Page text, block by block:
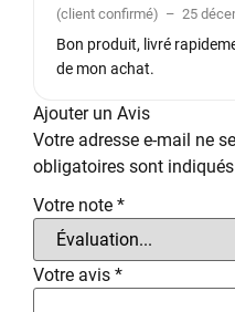
(client confirmé) – 25
Bon produit, livré
de mon achat.
Ajouter un Avis
Votre adresse e-mail ne
obligatoires sont
Votre note *
Votre avis *